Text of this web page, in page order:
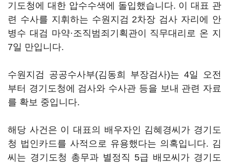
기도청에 대한 압수수색에 돌입했습니다. 이 대표 관
련 수사를 지휘하는 수원지검 2차장 검사 자리에 안
병수 대검 마약·조직범죄기획관이 직무대리로 온 지
7일 만입니다.
수원지검 공공수사부(김동희 부장검사)는 4일 오전
부터 경기도청에 검사와 수사관 등을 보내 관련 자료
를 확보 중입니다.
해당 사건은 이 대표의 배우자인 김혜경씨가 경기도
청 법인카드를 사적으로 유용했다는 의혹입니다. 김
씨는 경기도청 총무과 별정직 5급 배모씨가 경기도